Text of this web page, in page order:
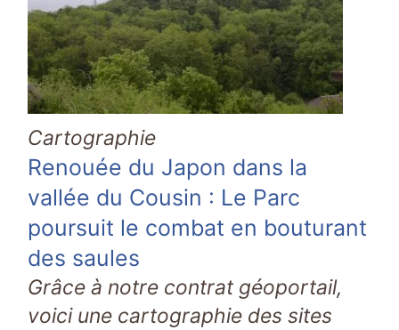
Cartographie
Renouée du Japon dans la
vallée du Cousin : Le Parc
poursuit le combat en bouturant
des saules
Grâce à notre contrat géoportail,
voici une cartographie des sites